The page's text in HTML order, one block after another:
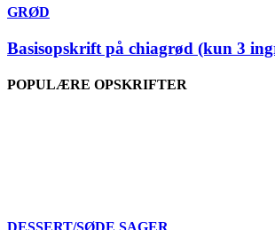
GRØD
Basisopskrift på chiagrød (kun 3
POPULÆRE OPSKRIFTER
DESSERT/SØDE SAGER